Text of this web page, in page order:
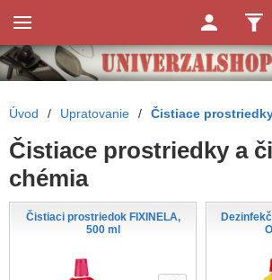
Úvod / Upratovanie / Čistiace
Čistiace prostriedky a
chémia
Čistiaci prostriedok FIXINELA,
500 ml